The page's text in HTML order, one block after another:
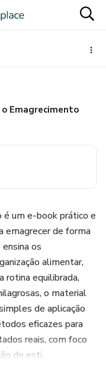
Emagrecimento
é um e-book prático e
emagrecer de forma
os
alimentar,
rotina equilibrada,
o material
de aplicação
eficazes para
reais, com foco
de esti...